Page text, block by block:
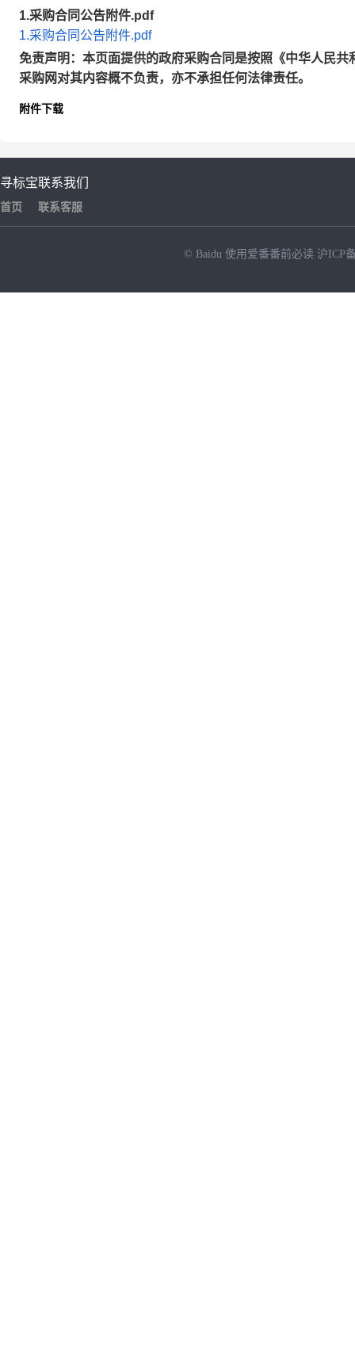
1.采购合同公告附件.pdf
1.采购合同公告附件.pdf
免责声明：本页面提供的政府采购合同是按照《中华人民
采购网对其内容概不负责，亦不承担任何法律责任。
附件下载
寻标宝
首页
联系我们
联系客服
© Baidu 使用爱番番前必读 沪ICP